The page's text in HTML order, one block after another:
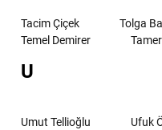
Tacim Çiçek Tolga
Temel Demirer
U
Umut Tellioğlu Ufuk